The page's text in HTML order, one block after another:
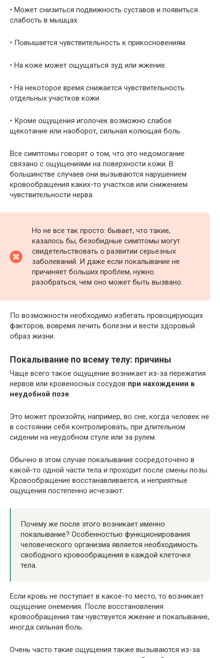
• Может снизиться подвижность суставов и появиться
слабость в мышцах.
• Повышается чувствительность к прикосновениям.
• На коже может ощущаться зуд или жжение.
• На некоторое время снижается чувствительность
отдельных участков кожи.
• Кроме ощущения иголочек возможно слабое
щекотание или наоборот, сильная колющая боль.
Все симптомы говорят о том, что это недомогание
связано с ощущениями на поверхности кожи. В
большинстве случаев они вызываются нарушением
кровообращения каких-то участков или снижением
чувствительности нерва.
Но не все так просто: бывает, что такие,
казалось бы, безобидные симптомы могут
свидетельствовать о развитии серьезных
заболеваний. И даже если покалывание не
причиняет больших проблем, нужно
разобраться, чем оно может быть вызвано.
По возможности необходимо избегать провоцирующих
факторов, вовремя лечить болезни и вести здоровый
образ жизни.
Покалывание по всему телу: причины
Чаще всего такое ощущение возникает из-за пережатия
нервов или кровеносных сосудов при нахождении в
неудобной позе.
Это может произойти, например, во сне, когда человек не
в состоянии себя контролировать, при длительном
сидении на неудобном стуле или за рулем.
Обычно в этом случае покалывание сосредоточено в
какой-то одной части тела и проходит после смены позы.
Кровообращение восстанавливается, и неприятные
ощущения постепенно исчезают.
Почему же после этого возникает именно
покалывание? Особенностью функционирования
человеческого организма является необходимость
свободного кровообращения в каждой клеточке
тела.
Если кровь не поступает в какое-то место, то возникает
ощущение онемения. После восстановления
кровообращения там чувствуется жжение и покалывание,
иногда сильная боль.
Очень часто такие ощущения также вызываются из-за